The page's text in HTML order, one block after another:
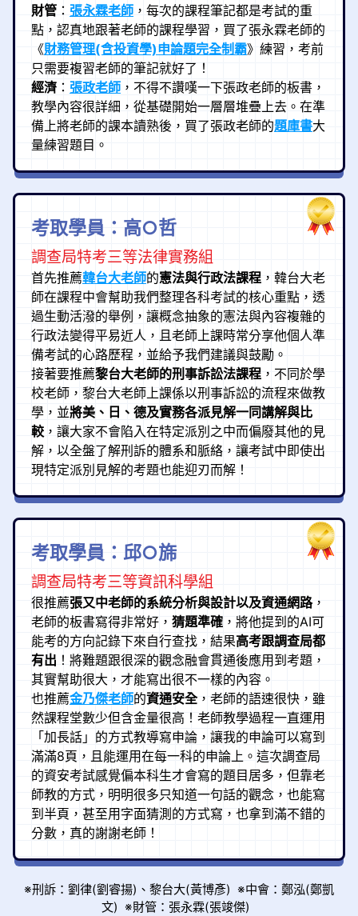
財管 ： 張永霖老師 ，每次的課程筆記都是考試的重
點，認真地跟著老師的課程學習，買了張永霖老師的
《財務管理(含投資學)申論題完全制霸》練習，考前
只需要複習老師的筆記就好了！
經濟 ： 張政老師 ，不得不讚嘆一下張政老師的板書，
教學內容很詳細，從基礎開始一層層堆疊上去。在準
備上將老師的課本讀熟後，買了張政老師的題庫書大
量練習題目。
考取學員：高○哲
調查局特考三等法律實務組
首先推薦韓台大老師的憲法與行政法課程 ，韓台大老
師在課程中會幫助我們整理各科考試的核心重點，透
過生動活潑的舉例，讓概念抽象的憲法與內容複雜的
行政法變得平易近人，且老師上課時常分享他個人準
備考試的心路歷程，並給予我們建議與鼓勵。
接著要推薦黎台大老師的刑事訴訟法課程 ，不同於學
校老師，黎台大老師上課係以刑事訴訟的流程來做教
學，並將美、日、德及實務各派見解一同講解與比
較 ，讓大家不會陷入在特定派別之中而偏廢其他的見
解，以全盤了解刑訴的體系和脈絡，讓考試中即使出
現特定派別見解的考題也能迎刃而解！
考取學員：邱○旆
調查局特考三等資訊科學組
很推薦張又中老師的系統分析與設計以及資通網路，
老師的板書寫得非常好， 猜題準確 ，將他提到的AI可
能考的方向記錄下來自行查找，結果高考跟調查局都
有出 ！將難題跟很深的觀念融會貫通後應用到考題，
其實幫助很大，才能寫出很不一樣的內容。
也推薦金乃傑老師的資通安全，老師的語速很快，雖
然課程堂數少但含金量很高！老師教學過程一直運用
「加長話」的方式教導寫申論，讓我的申論可以寫到
滿滿8頁，且能運用在每一科的申論上。這次調查局
的資安考試感覺偏本科生才會寫的題目居多，但靠老
師教的方式，明明很多只知道一句話的觀念，也能寫
到半頁，甚至用字面猜測的方式寫，也拿到滿不錯的
分數，真的謝謝老師！
※刑訴：劉律(劉睿揚)、黎台大(黃博彥) ※中會：鄭泓(鄭凱
文) ※財管：張永霖(張竣傑)